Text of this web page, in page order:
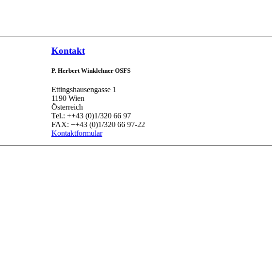
Kontakt
P. Herbert Winklehner OSFS
Ettingshausengasse 1
1190 Wien
Österreich
Tel.: ++43 (0)1/320 66 97
FAX: ++43 (0)1/320 66 97-22
Kontaktformular